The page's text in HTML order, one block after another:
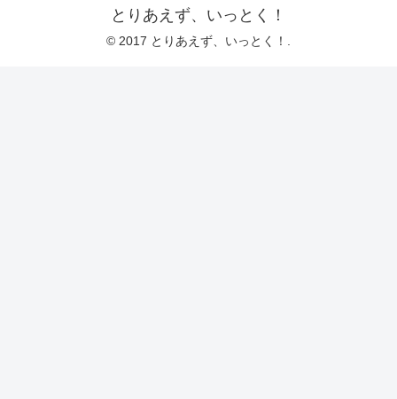
とりあえず、いっとく！
© 2017 とりあえず、いっとく！.